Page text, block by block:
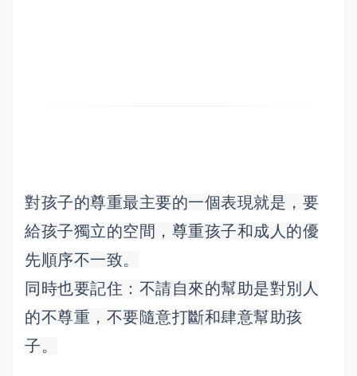
對孩子的尊重最主要的一個表現就是，要
給孩子獨立的空間，尊重孩子和成人的優
先順序不一致。
同時也要記住：不請自來的幫助是對別人
的不尊重，不要隨意打斷和肆意幫助孩
子。